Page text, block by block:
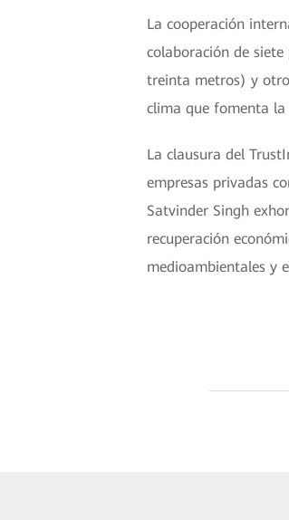
La cooperación
colaboración de
treinta metros) y
clima que fomenta
La clausura del
empresas privadas
Satvinder Singh
recuperación
medioambientales y